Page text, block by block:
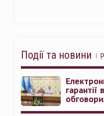
Події та новини